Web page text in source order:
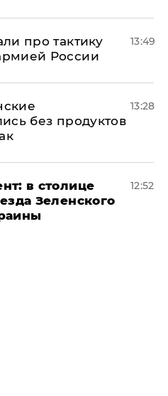
про тактику
России
13:49
без продуктов
13:28
в столице
Зеленского
12:52